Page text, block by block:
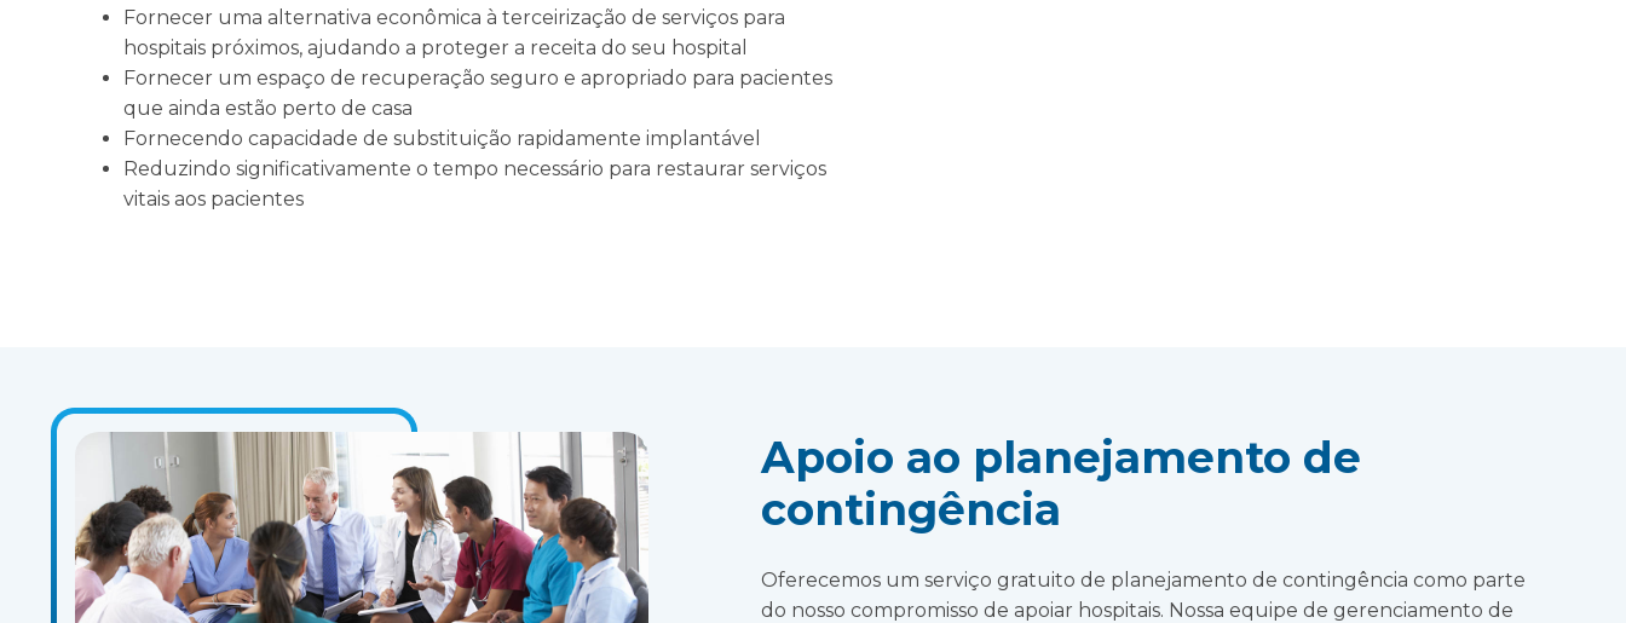
Fornecer uma alternativa econômica à terceirização de serviços para
hospitais próximos, ajudando a proteger a receita do seu hospital
Fornecer um espaço de recuperação seguro e apropriado para pacientes
que ainda estão perto de casa
Fornecendo capacidade de substituição rapidamente implantável
Reduzindo significativamente o tempo necessário para restaurar serviços
vitais aos pacientes
Apoio ao planejamento de
contingência
Oferecemos um serviço gratuito de planejamento de contingência como parte
do nosso compromisso de apoiar hospitais. Nossa equipe de gerenciamento de